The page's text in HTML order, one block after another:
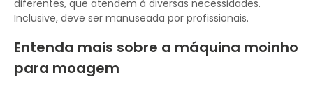
diferentes, que atendem à diversas necessidades.
Inclusive, deve ser manuseada por profissionais.
Entenda mais sobre a máquina moinho
para moagem